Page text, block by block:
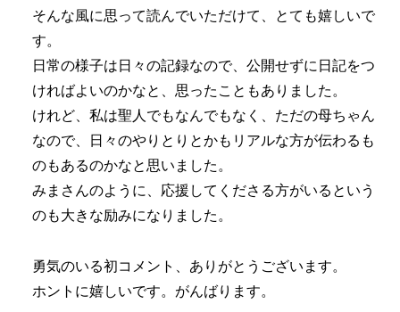
そんな風に思って読んでいただけて、とても嬉しいで
す。
日常の様子は日々の記録なので、公開せずに日記をつ
ければよいのかなと、思ったこともありました。
けれど、私は聖人でもなんでもなく、ただの母ちゃん
なので、日々のやりとりとかもリアルな方が伝わるも
のもあるのかなと思いました。
みまさんのように、応援してくださる方がいるという
のも大きな励みになりました。
勇気のいる初コメント、ありがとうございます。
ホントに嬉しいです。がんばります。